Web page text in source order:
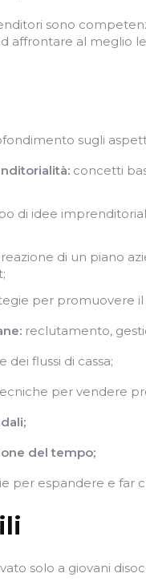
sono
affrontare al meglio
sugli
concetti
di idee
di un piano
per promuovere
reclutamento,
dei flussi di cassa;
per vendere
del tempo;
per espandere e far
solo a giovani